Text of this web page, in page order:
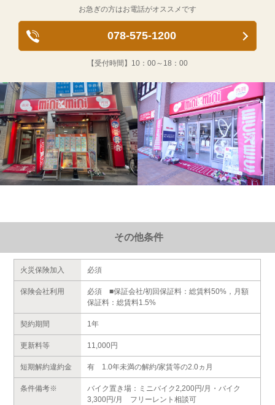
お急ぎの方はお電話がオススメです
078-575-1200
【受付時間】 10：00～18：00
その他条件
火災保険加入 必須
保険会社利用
必須 ■保証会社/初回保証料：総賃料50%，月額
保証料：総賃料1.5%
契約期間 1年
更新料等 11,000円
短期解約違約金 有 1.0年未満の解約/家賃等の2.0ヵ月
条件備考※
バイク置き場：ミニバイク2,200円/月・バイク
3,300円/月 フリーレント相談可